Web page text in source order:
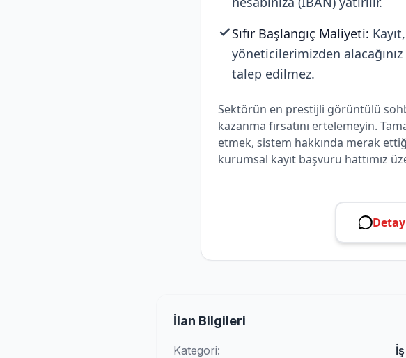
Sıfır Başlangıç Maliyeti:
yöneticilerimizden
talep edilmez.
Sektörün en prestijli görüntülü
kazanma fırsatını ertelemeyin.
etmek, sistem hakkında merak
kurumsal kayıt başvuru hattımız
İlan Bilgileri
Kategori: